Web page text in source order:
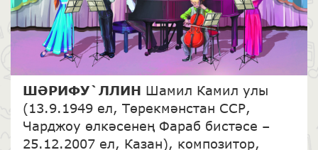
ШӘРИФУ`ЛЛИН Шамил Камил улы
(13.9.1949 ел, Төрекмәнстан ССР,
Чарджоу өлкәсенең Фараб бистәсе –
25.12.2007 ел, Казан), композитор,